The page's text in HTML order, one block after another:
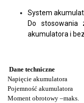
System
Do stosowania
akumulatora i
Dane techniczne
Napięcie akumulatora
Pojemność akumulatora
Moment obrotowy –maks.